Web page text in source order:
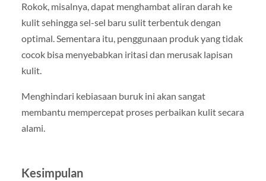
Rokok, misalnya, dapat menghambat aliran darah ke
kulit sehingga sel-sel baru sulit terbentuk dengan
optimal. Sementara itu, penggunaan produk yang tidak
cocok bisa menyebabkan iritasi dan merusak lapisan
kulit.
Menghindari kebiasaan buruk ini akan sangat
membantu mempercepat proses perbaikan kulit secara
alami.
Kesimpulan